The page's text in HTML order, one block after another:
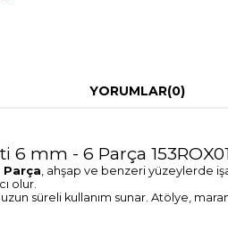
YORUMLAR(0)
6 mm - 6 Parça
Parça, ahşap ve benzeri yüzeylerde
olur.
uzun süreli kullanım sunar. Atölye,